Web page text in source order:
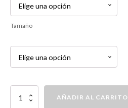
Tamaño
Acabado
nitrocelulósico.
AÑADIR AL CARRITO